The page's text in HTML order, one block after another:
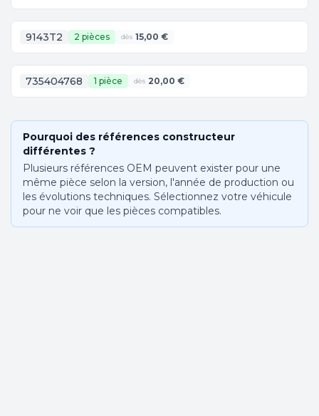
9143T2 2 pièces dès 15,00 €
735404768 1 pièce dès 20,00 €
Pourquoi des références constructeur
différentes ?
Plusieurs références OEM peuvent exister pour une
même pièce selon la version, l'année de production ou
les évolutions techniques. Sélectionnez votre véhicule
pour ne voir que les pièces compatibles.